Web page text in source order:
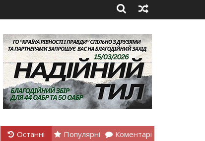
Останні Популярні Коментарі